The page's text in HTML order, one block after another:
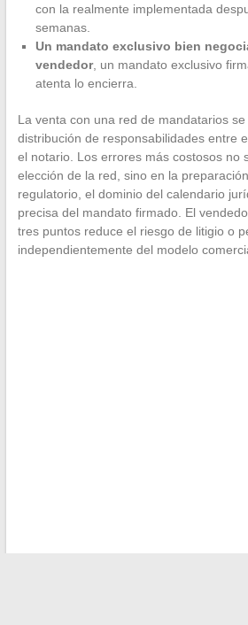
con la realmente implementada
semanas.
Un mandato exclusivo bien
vendedor, un mandato exclusivo
atenta lo encierra.
La venta con una red de mandatarios
distribución de responsabilidades entre
el notario. Los errores más costosos no
elección de la red, sino en la
regulatorio, el dominio del calendario
precisa del mandato firmado. El
tres puntos reduce el riesgo de litigio o
independientemente del modelo